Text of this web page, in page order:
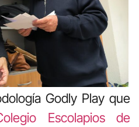
Godly Play que
Escolapios de